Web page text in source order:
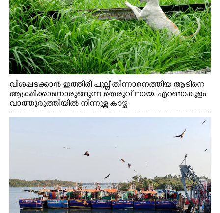
വിശപ്പടക്കാൻ ഇത്തിരി പുല്ല് തിന്നാനെത്തിയ ആടിനെ
ആക്രമിക്കാനൊരുങ്ങുന്ന തെരുവ് നായ. എറണാകുളം
വാത്തുരുത്തിയിൽ നിന്നുള്ള കാഴ്ച